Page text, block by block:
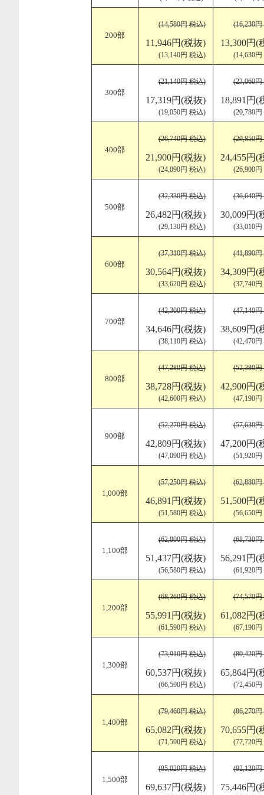
200部
(14,580円 税込)
11,946円(税抜)
(13,140円 税込)
(16,230円
13,300円(
(14,630円
300部
(21,140円 税込)
17,319円(税抜)
(19,050円 税込)
(23,060円
18,891円(
(20,780円
400部
(26,740円 税込)
21,900円(税抜)
(24,090円 税込)
(29,850円
24,455円(
(26,900円
500部
(32,330円 税込)
26,482円(税抜)
(29,130円 税込)
(36,640円
30,009円(
(33,010円
600部
(37,310円 税込)
30,564円(税抜)
(33,620円 税込)
(41,890円
34,309円(
(37,740円
700部
(42,300円 税込)
34,646円(税抜)
(38,110円 税込)
(47,140円
38,609円(
(42,470円
800部
(47,280円 税込)
38,728円(税抜)
(42,600円 税込)
(52,380円
42,900円(
(47,190円
900部
(52,270円 税込)
42,809円(税抜)
(47,090円 税込)
(57,630円
47,200円(
(51,920円
1,000部
(57,250円 税込)
46,891円(税抜)
(51,580円 税込)
(62,880円
51,500円(
(56,650円
1,100部
(62,800円 税込)
51,437円(税抜)
(56,580円 税込)
(68,730円
56,291円(
(61,920円
1,200部
(68,360円 税込)
55,991円(税抜)
(61,590円 税込)
(74,570円
61,082円(
(67,190円
1,300部
(73,910円 税込)
60,537円(税抜)
(66,590円 税込)
(80,420円
65,864円(
(72,450円
1,400部
(79,460円 税込)
65,082円(税抜)
(71,590円 税込)
(86,270円
70,655円(
(77,720円
1,500部
(85,020円 税込)
69,637円(税抜)
(92,120円
75,446円(